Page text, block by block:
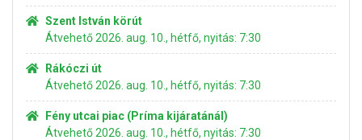
Szent István körút
Átvehető 2026. aug. 10., hétfő, nyitás: 7:30
Rákóczi út
Átvehető 2026. aug. 10., hétfő, nyitás: 7:30
Fény utcai piac (Príma kijáratánál)
Átvehető 2026. aug. 10., hétfő, nyitás: 7:30